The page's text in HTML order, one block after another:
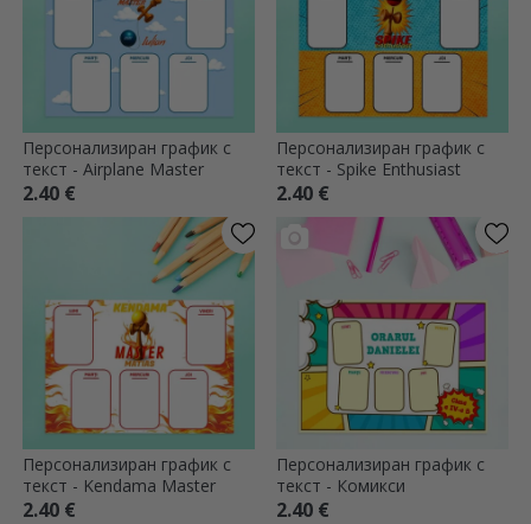
Персонализиран график с
текст - Airplane Master
2.40 €
Персонализиран график с
текст - Spike Enthusiast
2.40 €
Персонализиран график с
текст - Kendama Master
2.40 €
Персонализиран график с
текст - Комикси
2.40 €